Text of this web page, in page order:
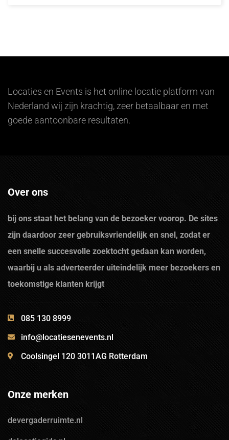
Locaties en Events is het online locatie platform van
Nederland wij zijn krachtig, zeer betaalbaar en met
goede aantoonbare resultaten.
Over ons
bij ons staat het belang van de bezoeker voorop. De sites
zijn daardoor zeer gebruiksvriendelijk en snel, zodat er
een snelle succesvolle zoektocht gedaan kan worden,
waarbij u als adverteerder uiteindelijk meer bezoekers en
toekomstige klanten krijgt
085 130 8999
info@locatiesenevents.nl
Coolsingel 120 3011AG Rotterdam
Onze merken
devergaderruimte.nl